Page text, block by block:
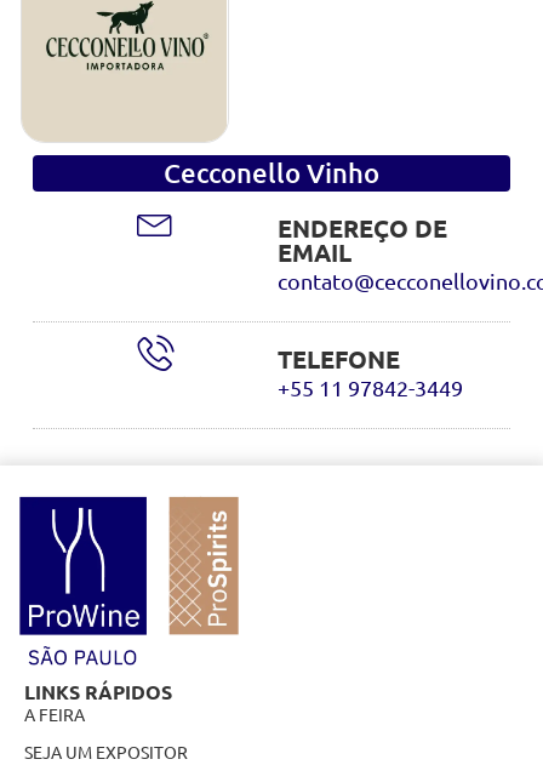
Cecconello Vinho
ENDEREÇO DE
EMAIL
TELEFONE
+55 11 97842-3449
LINKS RÁPIDOS
A FEIRA
SEJA UM EXPOSITOR